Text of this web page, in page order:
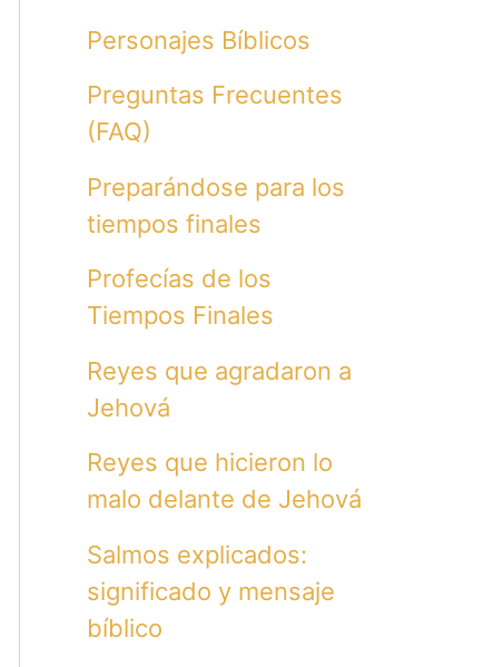
Personajes Bíblicos
Preguntas Frecuentes
(FAQ)
Preparándose para los
tiempos finales
Profecías de los
Tiempos Finales
Reyes que agradaron a
Jehová
Reyes que hicieron lo
malo delante de Jehová
Salmos explicados:
significado y mensaje
bíblico